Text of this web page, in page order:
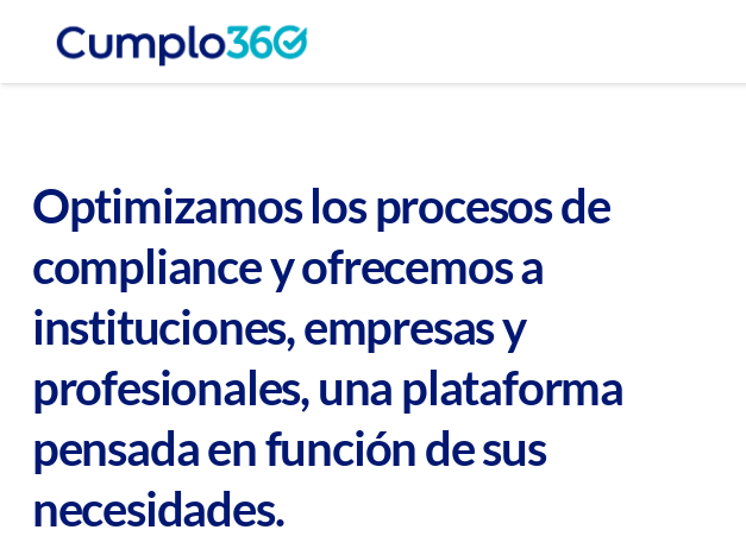
Optimizamos los procesos de
compliance y ofrecemos a
instituciones, empresas y
profesionales, una plataforma
pensada en función de sus
necesidades.